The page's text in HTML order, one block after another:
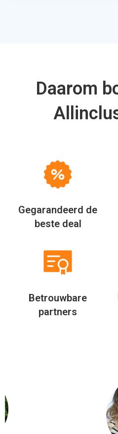
Daarom
Gegarandeerd de
beste deal
Betrouwbare
partners